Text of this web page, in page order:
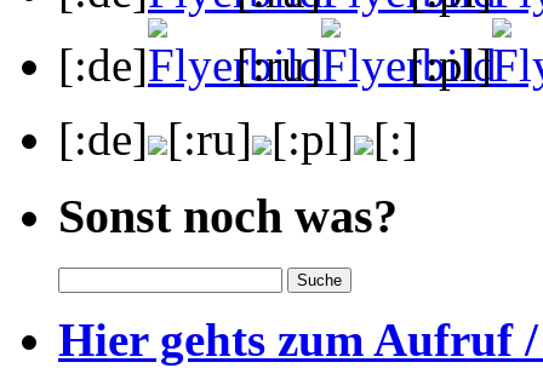
[:de]
[:ru]
[:pl]
[:de] [:ru] [:pl] [:]
Sonst noch was?
Hier gehts zum Aufruf